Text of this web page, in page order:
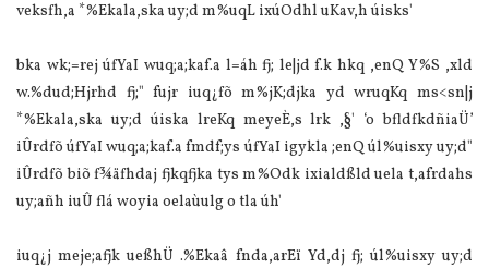
veksfh,a *%Ekala,ska uy;d m%uqL ixúOdhl uKav,h úisks'
bka wk;=rej úfYaI wuq;a;kaf.a l=áh fj; le|jd f.k hkq ,enQ Y%S ,xld
w.%dud;Hjrhd fj;" fujr iuq¿fõ m%jK;djka yd wruqKq ms<sn|j
*%Ekala,ska uy;d úiska lreKq meyeÈ,s lrk ,§' ‘o bfldfkdñiaÜ’
iÛrdfõ úfYaI wuq;a;kaf.a fmdf;ys úfYaI igykla ;enQ úl%uisxy uy;d"
iÛrdfõ biõ f¾äfhdaj fjkqfjka tys m%Odk ixialdßld uela t,afrdahs
uy;añh iuÛ flá woyia oelaùulg o tla úh'
iuq¿j meje;afjk ueßhÜ .%Ekaâ fnda,arEï Yd,dj fj; úl%uisxy uy;d